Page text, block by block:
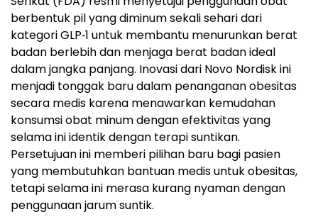
berbentuk pil yang diminum sekali sehari dari
kategori GLP‑1 untuk membantu menurunkan berat
badan berlebih dan menjaga berat badan ideal
dalam jangka panjang. Inovasi dari Novo Nordisk ini
menjadi tonggak baru dalam penanganan obesitas
secara medis karena menawarkan kemudahan
konsumsi obat minum dengan efektivitas yang
selama ini identik dengan terapi suntikan.
Persetujuan ini memberi pilihan baru bagi pasien
yang membutuhkan bantuan medis untuk obesitas,
tetapi selama ini merasa kurang nyaman dengan
penggunaan jarum suntik.